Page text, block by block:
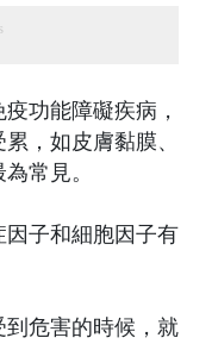
功能障礙疾病，
，如皮膚黏膜、
常見。
子和細胞因子有
危害的時候，就